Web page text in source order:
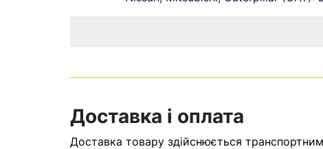
Доставка і оплата
Доставка товару здійснюється